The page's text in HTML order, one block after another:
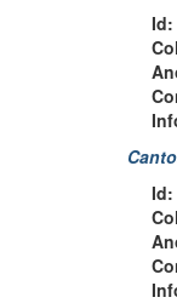
Id:
Id: